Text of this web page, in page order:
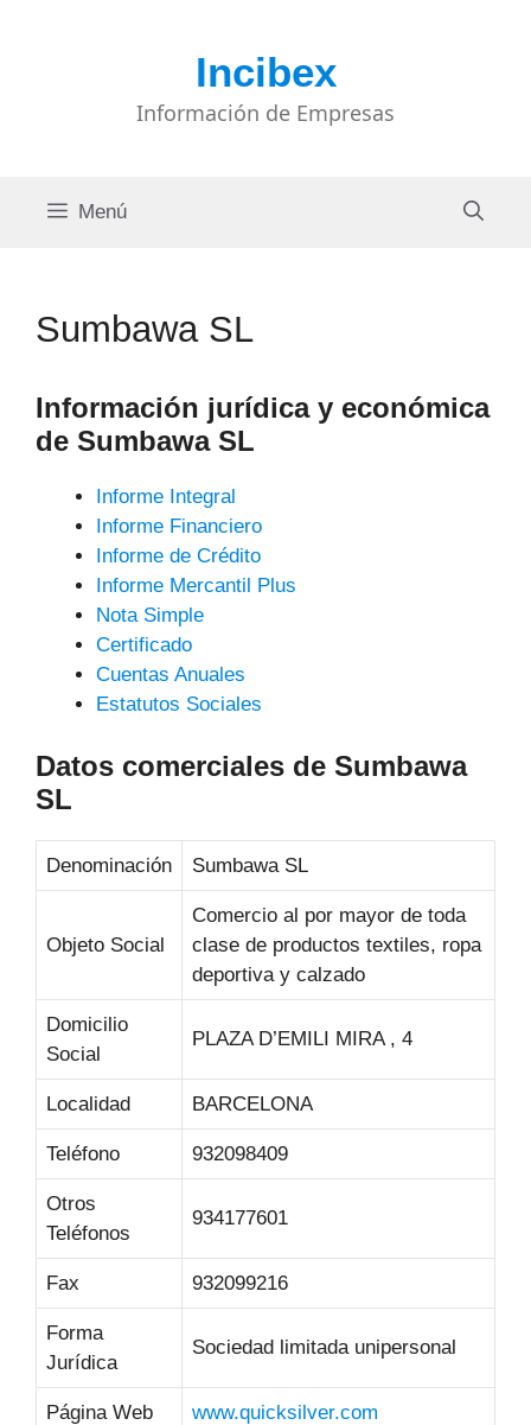
Incibex
Información de Empresas
Menú
Sumbawa SL
Información jurídica y económica
de Sumbawa SL
Informe Integral
Informe Financiero
Informe de Crédito
Informe Mercantil Plus
Nota Simple
Certificado
Cuentas Anuales
Estatutos Sociales
Datos comerciales de Sumbawa
SL
Denominación Sumbawa SL
Objeto Social
Comercio al por mayor de toda
clase de productos textiles, ropa
deportiva y calzado
Domicilio
Social
PLAZA D’EMILI MIRA , 4
Localidad BARCELONA
Teléfono 932098409
Otros
Teléfonos
934177601
Fax 932099216
Forma
Jurídica
Sociedad limitada unipersonal
Página Web www.quicksilver.com